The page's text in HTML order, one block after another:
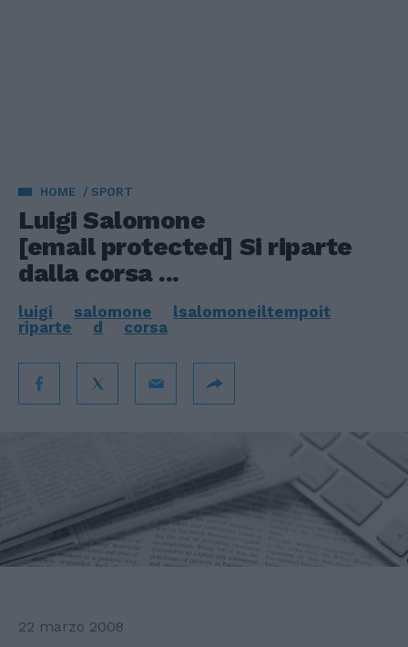
HOME SPORT
Luigi Salomone
[email protected] Si riparte
dalla corsa ...
luigi salomone
lsalomoneiltempoit
riparte
d corsa
22 marzo 2008